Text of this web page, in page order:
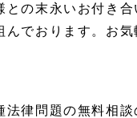
の末永いお付き
でおります。お
法律問題の無料相